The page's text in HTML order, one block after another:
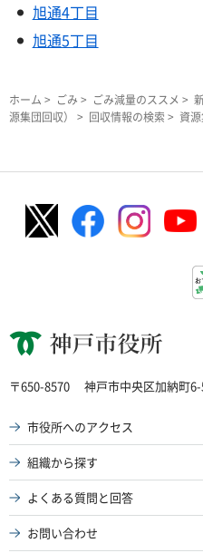
旭通4丁目
旭通5丁目
ホーム > ごみ > ごみ減量のススメ >
源集団回収）
> 回収情報の検索 > 資源
神戸市役所
〒650-8570 神戸市中央区加納町6-
市役所へのアクセス
組織から探す
よくある質問と回答
お問い合わせ